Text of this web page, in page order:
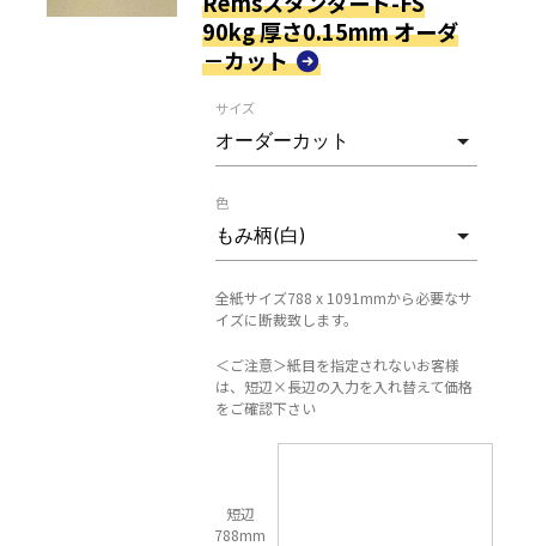
90kg 厚さ0.15mm オーダ
－カット
サイズ
色
全紙サイズ788 x 1091mmから必要なサ
イズに断裁致します。
＜ご注意＞紙目を指定されないお客様
は、短辺×長辺の入力を入れ替えて価格
をご確認下さい
短辺
788mm